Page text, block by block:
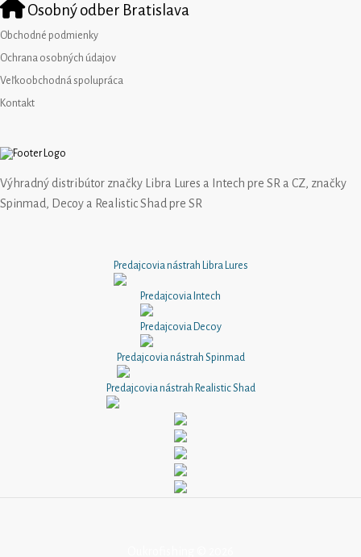
Osobný odber Bratislava
Obchodné podmienky
Ochrana osobných údajov
Veľkoobchodná spolupráca
Kontakt
Výhradný distribútor značky Libra Lures a Intech pre SR a CZ, značky
Spinmad, Decoy a Realistic Shad pre SR
Predajcovia nástrah Libra Lures
Predajcovia Intech
Predajcovia Decoy
Predajcovia nástrah Spinmad
Predajcovia nástrah Realistic Shad